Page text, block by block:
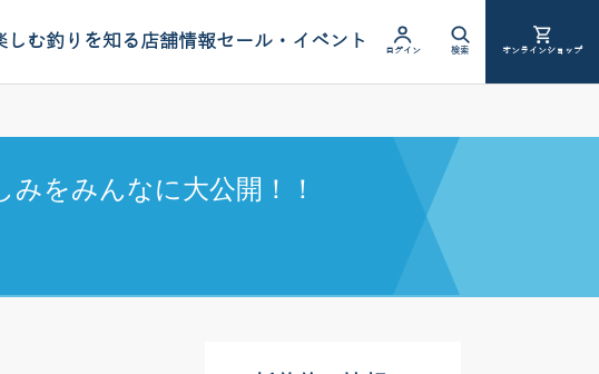
しむ釣りを知る店舗情報セール・イベント ログイン 検索 オンラインショップ
をみんなに大公開！！